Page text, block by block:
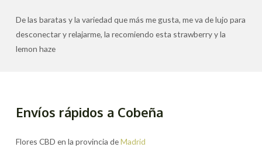
De las baratas y la variedad que más me gusta, me va de lujo para
desconectar y relajarme, la recomiendo esta strawberry y la
lemon haze
Envíos rápidos a Cobeña
Flores CBD en la provincia deMadrid